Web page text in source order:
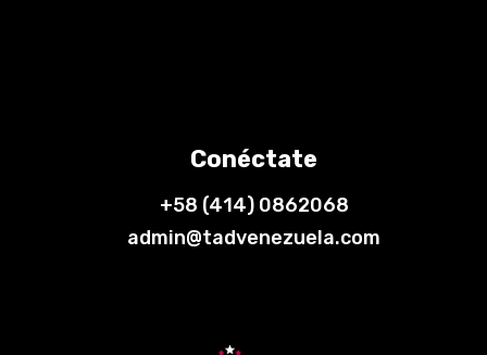
Conéctate
+58 (414) 0862068
admin@tadvenezuela.com